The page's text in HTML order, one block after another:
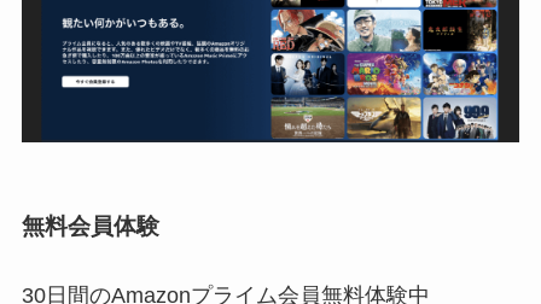
無料会員体験
30日間のAmazonプライム会員無料体験中